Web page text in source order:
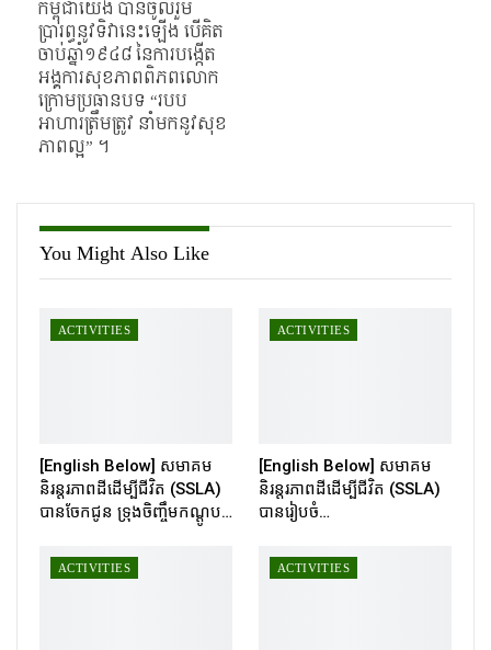
កម្ពុជាយើង បានចូលរួម
ប្រារព្ធនូវទិវានេះឡើង បើគិត
ចាប់ឆ្នាំ១៩៤៨ នៃការបង្កើត
អង្គការសុខភាពពិភពលោក
ក្រោមប្រធានបទ “របប
អាហារត្រឹមត្រូវ នាំមកនូវសុខ
ភាពល្អ” ។
You Might Also Like
ACTIVITIES
[English Below] សមាគម
និរន្តរភាពដីដើម្បីជីវិត (SSLA)
បានចែកជូន ទ្រុងចិញ្ចឹមកណ្ដូប…
ACTIVITIES
[English Below] សមាគម
និរន្តរភាពដីដើម្បីជីវិត (SSLA)
បានរៀបចំ…
ACTIVITIES ACTIVITIES